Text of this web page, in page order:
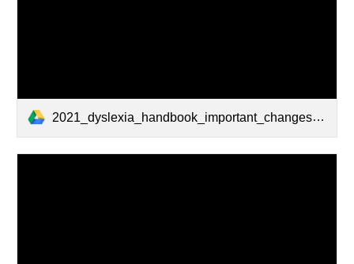
2021_dyslexia_handbook_important_changes_for_families.pdf